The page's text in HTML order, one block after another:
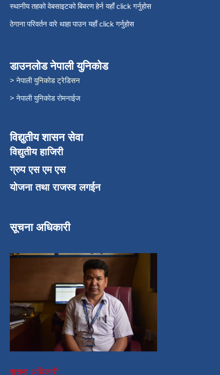
स्थानीय तहको वेबसाइटको बिबरण हेर्न यहाँ click गर्नुहोस
ठेगाना परिवर्तन वारे थाहा पाउन यहाँ click गर्नुहोस
डाउनलोड नेपाली युनिकोड
> नेपाली युनिकोड ट्रेडिसन
> नेपाली युनिकोड रोमनाईज
विद्युतीय शासन सेवा
विद्युतीय हाजिरी
ग्रुप एस एम एस
योजना तथा राजस्व लगईन
सूचना अधिकारी
सूचना अधिकारी